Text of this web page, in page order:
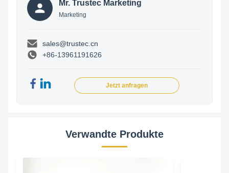
Mr. Trustec Marketing
Marketing
sales@trustec.cn
+86-13961191626
Jetzt anfragen
Verwandte Produkte